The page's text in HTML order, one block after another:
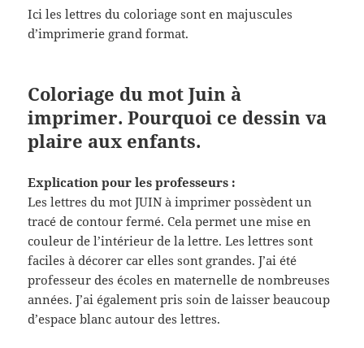
Ici les lettres du coloriage sont en majuscules
d’imprimerie grand format.
Coloriage du mot Juin à
imprimer. Pourquoi ce dessin va
plaire aux enfants.
Explication pour les professeurs :
Les lettres du mot JUIN à imprimer possèdent un
tracé de contour fermé. Cela permet une mise en
couleur de l’intérieur de la lettre. Les lettres sont
faciles à décorer car elles sont grandes. J’ai été
professeur des écoles en maternelle de nombreuses
années. J’ai également pris soin de laisser beaucoup
d’espace blanc autour des lettres.